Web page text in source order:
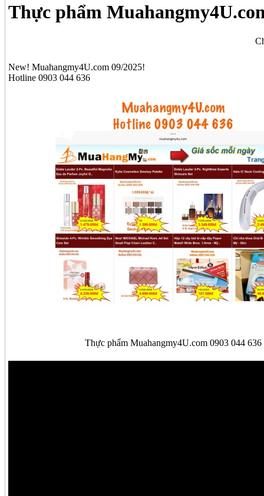
Thực phẩm
New! Muahangmy4U.com 09/2025!
Hotline 0903 044 636
Thực phẩm Muahangmy4U.com 0903 044 636